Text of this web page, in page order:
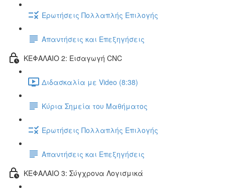
Ερωτήσεις Πολλαπλής Επιλογής
Απαντήσεις και Επεξηγήσεις
ΚΕΦΑΛΑΙΟ 2: Εισαγωγή CNC
Διδασκαλία με Video (8:38)
Κύρια Σημεία του Μαθήματος
Ερωτήσεις Πολλαπλής Επιλογής
Απαντήσεις και Επεξηγήσεις
ΚΕΦΑΛΑΙΟ 3: Σύγχρονα Λογισμικά